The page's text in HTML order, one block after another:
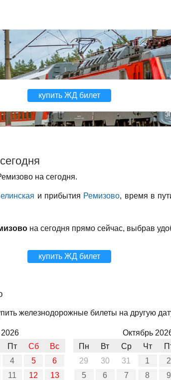
купить ЖД билет
на сегодня.
и прибытия Ремизово, время в
на сегодня прямо сейчас, выбрав
купить ЖД билет
железнодорожные билеты на другую
Пт Сб
Вс
4 5
6
11 12
13
Октябрь
Пн
Вт Ср Чт
29
30 31 1 2
5
6 7 8 9